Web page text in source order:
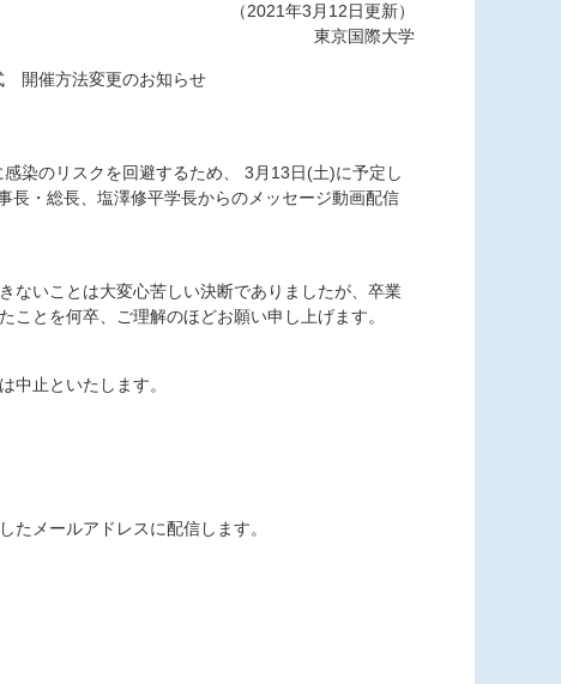
（2021年3月12日更新）
東京国際大学
開催方法変更のお知らせ
染のリスクを回避するため、 3月13日(土)に予定し
長・総長、塩澤修平学長からのメッセージ動画配信
ないことは大変心苦しい決断でありましたが、卒業
とを何卒、ご理解のほどお願い申し上げます。
中止といたします。
たメールアドレスに配信します。